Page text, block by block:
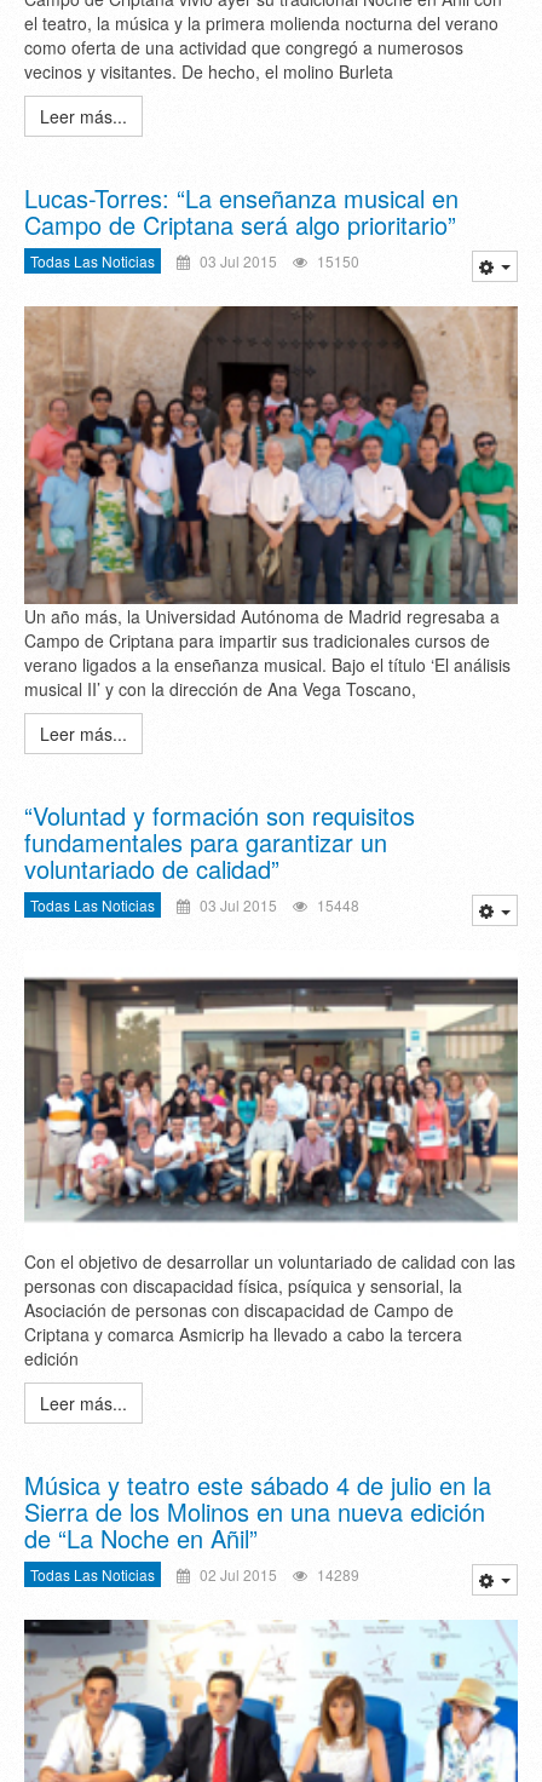
el teatro, la música y la primera molienda nocturna del verano
como oferta de una actividad que congregó a numerosos
vecinos y visitantes. De hecho, el molino Burleta
Leer más...
Lucas-Torres: “La enseñanza musical en
Campo de Criptana será algo prioritario”
Todas Las Noticias 03 Jul 2015 15150
Un año más, la Universidad Autónoma de Madrid regresaba a
Campo de Criptana para impartir sus tradicionales cursos de
verano ligados a la enseñanza musical. Bajo el título ‘El análisis
musical II’ y con la dirección de Ana Vega Toscano,
Leer más...
“Voluntad y formación son requisitos
fundamentales para garantizar un
voluntariado de calidad”
Todas Las Noticias 03 Jul 2015 15448
Con el objetivo de desarrollar un voluntariado de calidad con las
personas con discapacidad física, psíquica y sensorial, la
Asociación de personas con discapacidad de Campo de
Criptana y comarca Asmicrip ha llevado a cabo la tercera
edición
Leer más...
Música y teatro este sábado 4 de julio en la
Sierra de los Molinos en una nueva edición
de “La Noche en Añil”
Todas Las Noticias 02 Jul 2015 14289